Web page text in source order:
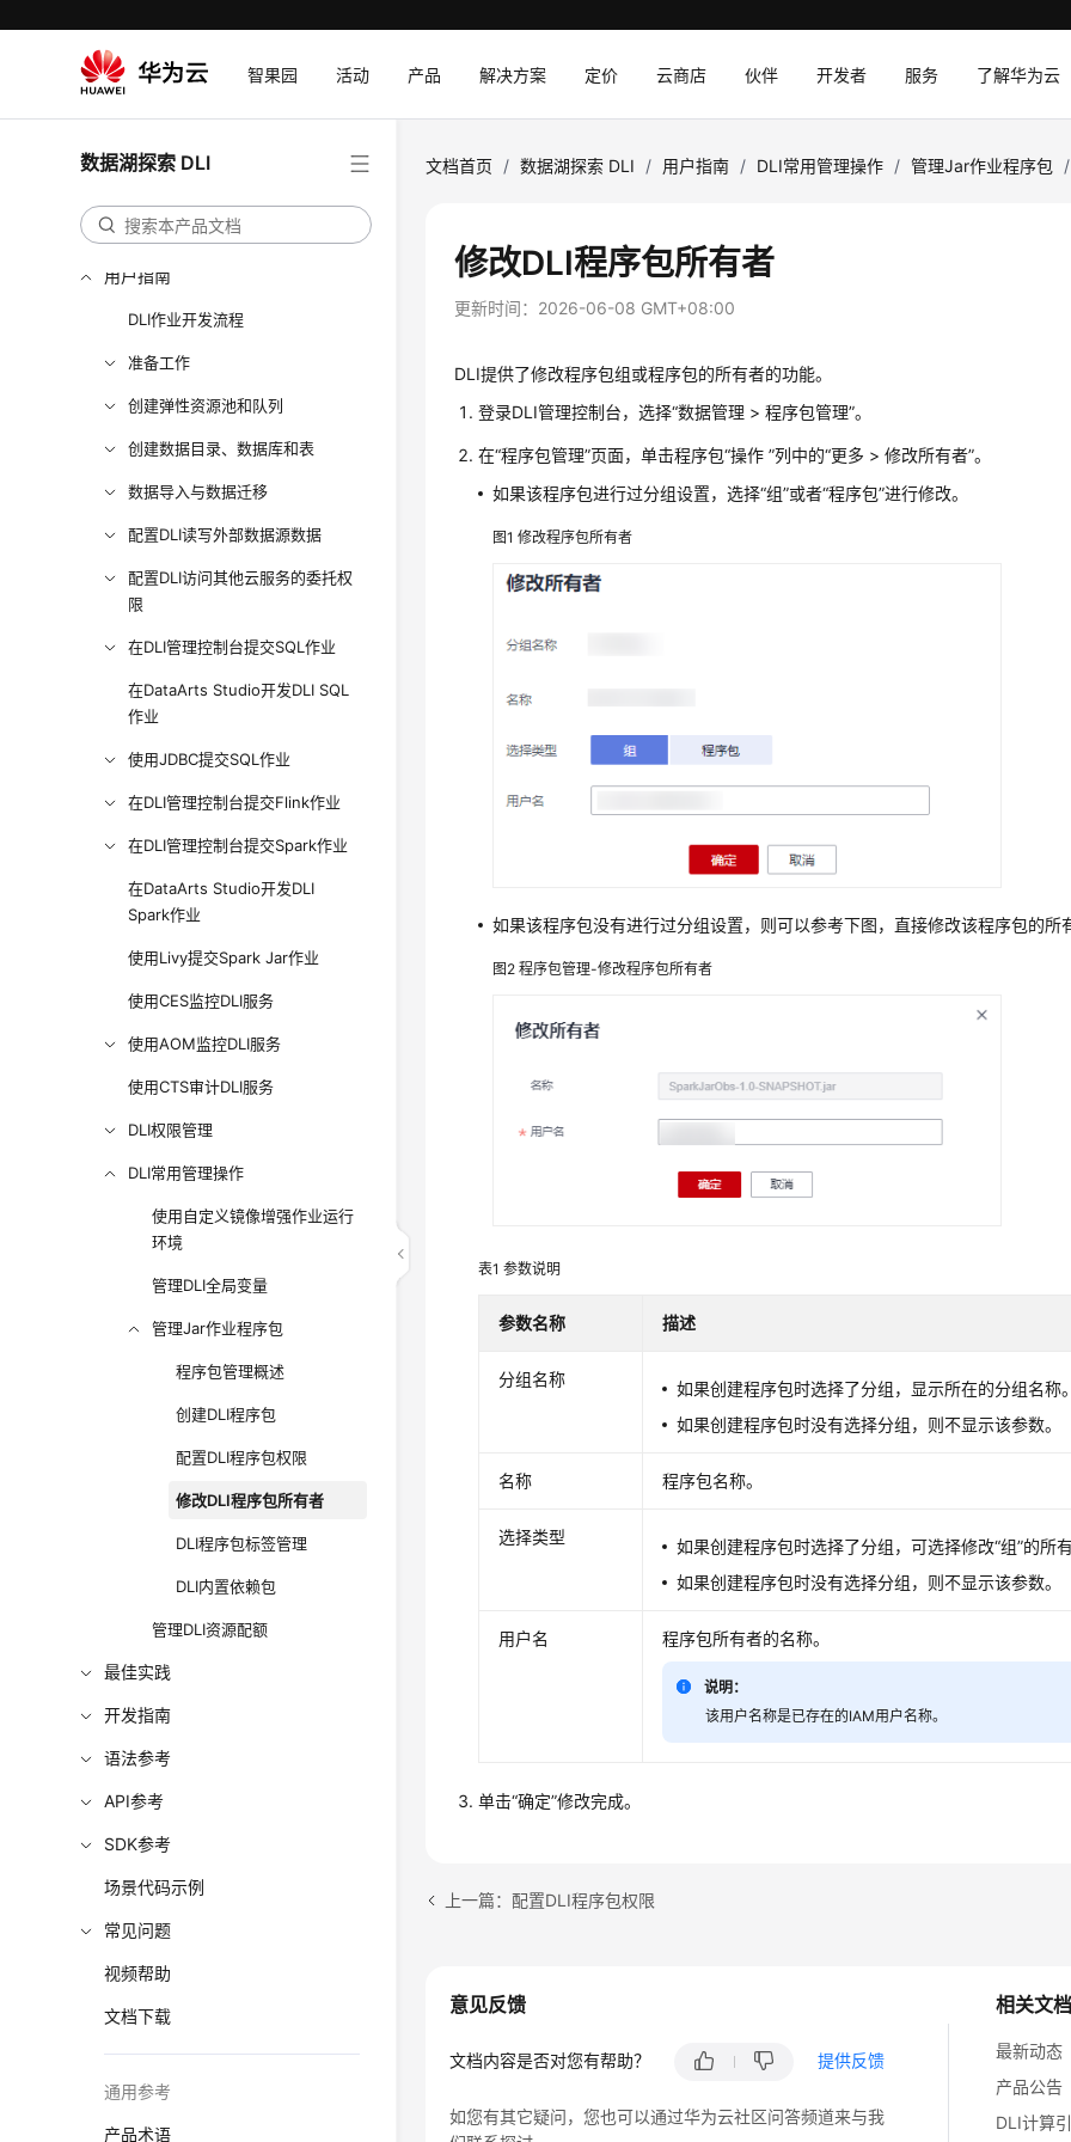
智果园 活动 产品 解决方案 定价 云商店 伙伴 开发者 服务 了解华为云
数据湖探索 DLI
最新动态
快速入门
用户指南
DLI作业开发流程
准备工作
创建弹性资源池和队列
创建数据目录、数据库和表
数据导入与数据迁移
配置DLI读写外部数据源数据
配置DLI访问其他云服务的委托权
限
在DLI管理控制台提交SQL作业
在DataArts Studio开发DLI SQL
作业
使用JDBC提交SQL作业
在DLI管理控制台提交Flink作业
在DLI管理控制台提交Spark作业
在DataArts Studio开发DLI
Spark作业
使用Livy提交Spark Jar作业
使用CES监控DLI服务
使用AOM监控DLI服务
使用CTS审计DLI服务
DLI权限管理
DLI常用管理操作
使用自定义镜像增强作业运行
环境
管理DLI全局变量
管理Jar作业程序包
程序包管理概述
创建DLI程序包
配置DLI程序包权限
修改DLI程序包所有者
DLI程序包标签管理
DLI内置依赖包
管理DLI资源配额
最佳实践
开发指南
语法参考
API参考
SDK参考
场景代码示例
常见问题
视频帮助
文档下载
通用参考
产品术语
文档首页 / 数据湖探索 DLI / 用户指南 / DLI常用管理操作 / 管理Jar作业程序包 /
修改DLI程序包所有者
更新时间： 2026-06-08 GMT+08:00
DLI提供了修改程序包组或程序包的所有者的功能。
登录DLI管理控制台，选择“数据管理 > 程序包管理”。
在“程序包管理”页面，单击程序包“操作 ”列中的“更多 > 修改所有者”。
如果该程序包进行过分组设置，选择“组”或者“程序包”进行修改。
图1修改程序包所有者
如果该程序包没有进行过分组设置，则可以参考下图，直接修改该程序包的所
图2程序包管理-修改程序包所有者
表1参数说明
参数名称 描述
分组名称
如果创建程序包时选择了分组，显示所在的分组名称
如果创建程序包时没有选择分组，则不显示该参数。
名称 程序包名称。
选择类型
如果创建程序包时选择了分组，可选择修改“组”的所
如果创建程序包时没有选择分组，则不显示该参数。
用户名 程序包所有者的名称。
说明：
该用户名称是已存在的IAM用户名称。
单击“确定”修改完成。
上一篇：配置DLI程序包权限
相关文档
最新动态
产品公告
DLI计算
意见反馈
文档内容是否对您有帮助？ 提供反馈
如您有其它疑问，您也可以通过华为云社区问答频道来与我